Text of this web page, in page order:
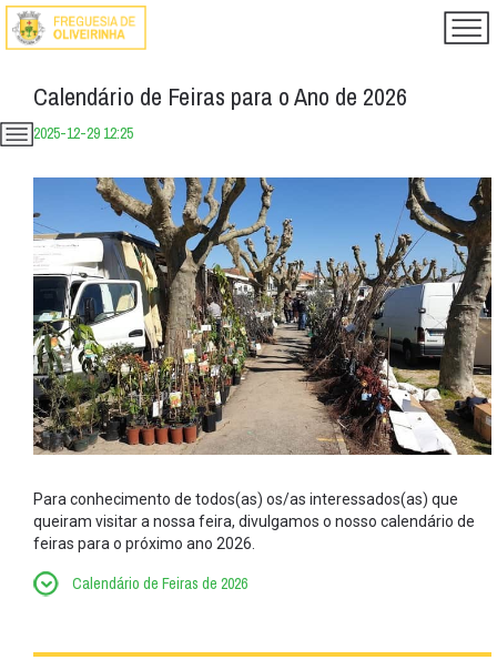
Calendário de Feiras para o Ano de 2026
2025-12-29 12:25
Para conhecimento de todos(as) os/as interessados(as) que
queiram visitar a nossa feira, divulgamos o nosso calendário de
feiras para o próximo ano 2026.
Calendário de Feiras de 2026